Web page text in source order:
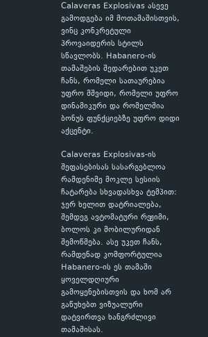
Calaveras Explosivas ასევე
გამოდგება იმ მოთამაშისთვის,
ვინც კონკრეტული
პროვაიდერის სტილს
სწავლობს. Habanero-ის
თამაშების შედარებით უკეთ
ჩანს, რომელი სათაურებია
უფრო მშვიდი, რომელი უფრო
დინამიკური და რომელშია
ბონუს ფუნქციებზე უფრო დიდი
აქცენტი.
Calaveras Explosivas-ის
შეფასებისას სასარგებლოა
რამდენიმე მოკლე სესიის
ჩატარება სხვადასხვა ტემპით:
ჯერ ხელით დატრიალება,
შემდეგ ავტომატური რეჟიმი,
ბოლოს კი მობილურიდან
შემოწმება. ასე უკეთ ჩანს,
რამდენად კომფორტულია
Habanero-ის ეს თამაში
ყოველდღიური
გამოყენებისთვის და ხომ არ
გაწუხებთ ვიზუალური
დატვირთვა ხანგრძლივი
თამაშისას.